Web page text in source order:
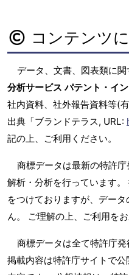
コンテンツ
データ、文書、図表類に
分析サービス パテント・イ
社内資料、社外報告資料等(
出典「ブランドテラス, URL:
記の上、ご利用ください。
商標データは最新の特許
解析・分析を行っています
をつけておりますが、デー
ん。 ご理解の上、ご利用をお
商標データは全て特許庁発
掲載内容は特許庁サイトで